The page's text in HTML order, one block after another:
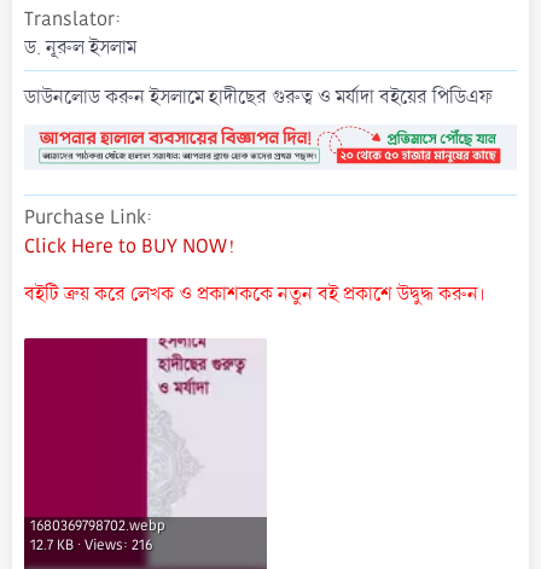
Translator
ড. নূরুল ইসলাম
ডাউনলোড করুন ইসলামে হাদীছের গুরুত্ব ও মর্যাদা বইয়ের পিডিএফ
Purchase Link
Click Here to BUY NOW!
বইটি ক্রয় করে লেখক ও প্রকাশককে নতুন বই প্রকাশে উদ্বুদ্ধ করুন।
1680369798702.webp
12.7 KB · Views: 216